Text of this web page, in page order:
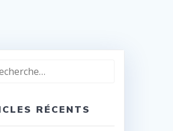
RÉCENTS